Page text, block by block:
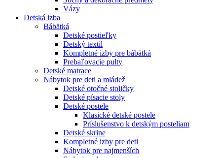
Vázy
Detská izba
Bábätká
Detské postieľky
Detský textil
Kompletné izby pre bábätká
Prebaľovacie pulty
Detské matrace
Nábytok pre deti a mládež
Detské otočné stoličky
Detské písacie stoly
Detské postele
Klasické detské postele
Príslušenstvo k detským posteliam
Detské skrine
Kompletné izby pre deti
Nábytok pre najmenších